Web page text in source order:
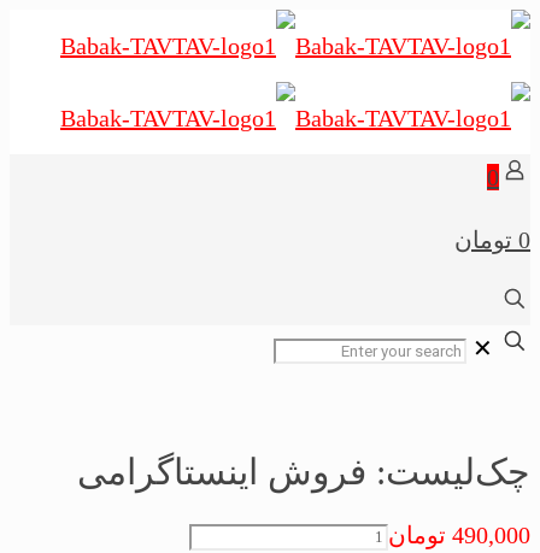
0
0 تومان
✕
چک‌لیست: فروش اینستاگرامی
490,000 تومانچک‌لیست: